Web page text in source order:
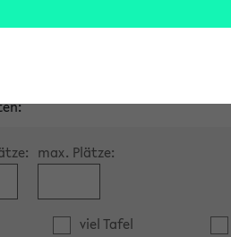
max. Plätze:
viel Tafel